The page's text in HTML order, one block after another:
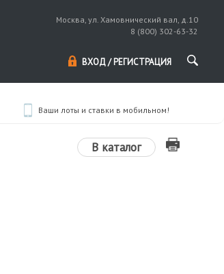
Москва, ул. Хамовнический вал, д.10
8 (800) 302-63-32
ВХОД / РЕГИСТРАЦИЯ
Ваши лоты и ставки в мобильном!
В каталог